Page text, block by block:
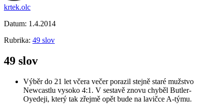
krtek.olc
Datum: 1.4.2014
Rubrika: 49 slov
49 slov
Výběr do 21 let včera večer porazil stejně staré mužstvo
Newcastlu vysoko 4:1. V sestavě znovu chyběl Butler-
Oyedeji, který tak zřejmě opět bude na lavičce A-týmu.